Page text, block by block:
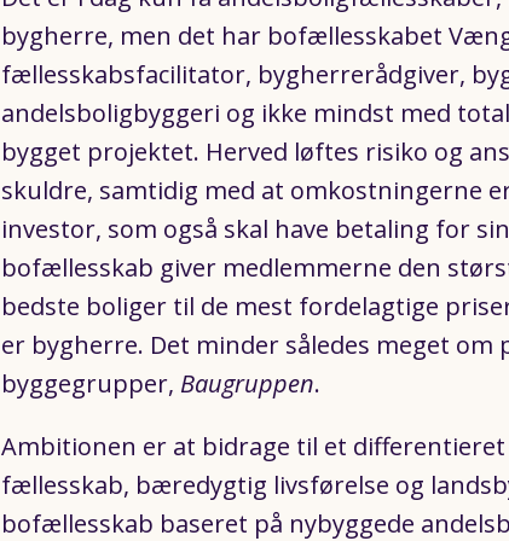
bygherre, men det har bofællesskabet
fællesskabsfacilitator, bygherrerådgiver,
andelsboligbyggeri og ikke mindst med
bygget projektet. Herved løftes risiko og
skuldre, samtidig med at omkostningerne
investor, som også skal have betaling for
bofællesskab giver medlemmerne den
bedste boliger til de mest fordelagtige
er bygherre. Det minder således meget om
byggegrupper, Baugruppen.
Ambitionen er at bidrage til et
fællesskab, bæredygtig livsførelse og
bofællesskab baseret på nybyggede